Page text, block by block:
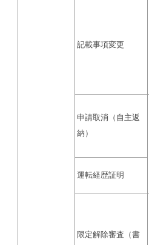
記載事項変更
申請取消（自主返
納）
運転経歴証明
限定解除審査（書